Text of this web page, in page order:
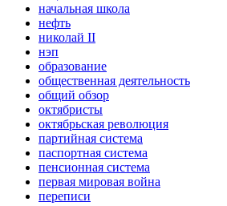
начальная школа
нефть
николай II
нэп
образование
общественная деятельность
общий обзор
октябристы
октябрьская революция
партийная система
паспортная система
пенсионная система
первая мировая война
переписи